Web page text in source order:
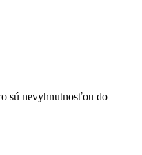
sú nevyhnutnosťou do